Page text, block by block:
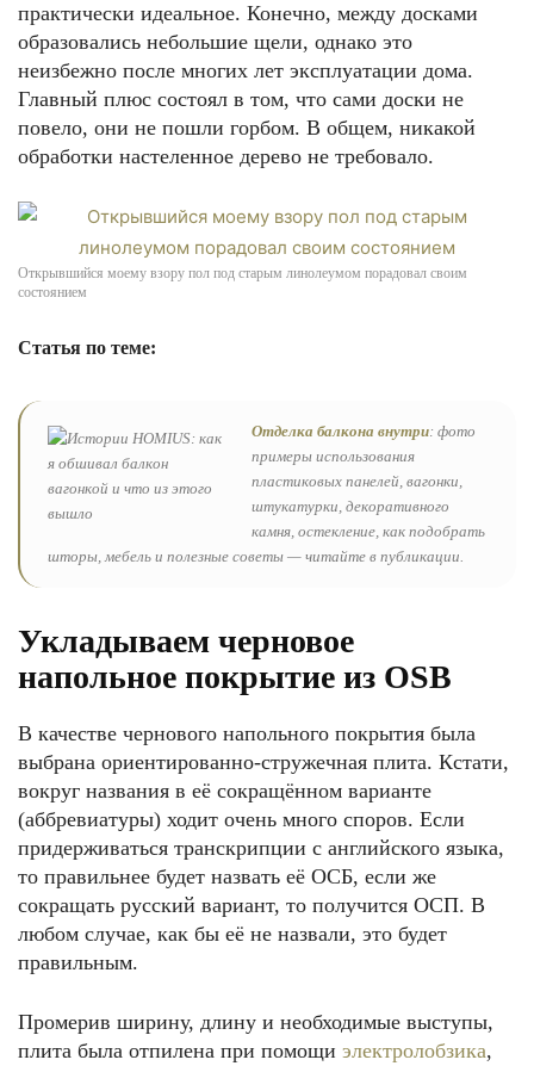
практически идеальное. Конечно, между досками
образовались небольшие щели, однако это
неизбежно после многих лет эксплуатации дома.
Главный плюс состоял в том, что сами доски не
повело, они не пошли горбом. В общем, никакой
обработки настеленное дерево не требовало.
Открывшийся моему взору пол под старым линолеумом порадовал своим
состоянием
Статья по теме:
Отделка балкона внутри: фото
примеры использования
пластиковых панелей, вагонки,
штукатурки, декоративного
камня, остекление, как подобрать
шторы, мебель и полезные советы — читайте в публикации.
Укладываем черновое
напольное покрытие из OSB
В качестве чернового напольного покрытия была
выбрана ориентированно-стружечная плита. Кстати,
вокруг названия в её сокращённом варианте
(аббревиатуры) ходит очень много споров. Если
придерживаться транскрипции с английского языка,
то правильнее будет назвать её ОСБ, если же
сокращать русский вариант, то получится ОСП. В
любом случае, как бы её не назвали, это будет
правильным.
Промерив ширину, длину и необходимые выступы,
плита была отпилена при помощи электролобзика,